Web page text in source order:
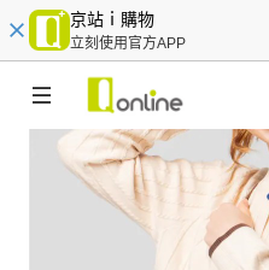
京站ｉ購物
立刻使用官方APP